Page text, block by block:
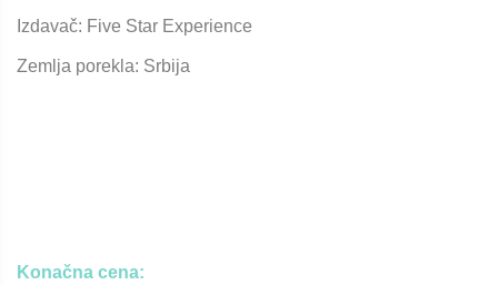
Izdavač: Five Star Experience
Zemlja porekla: Srbija
Konačna cena: